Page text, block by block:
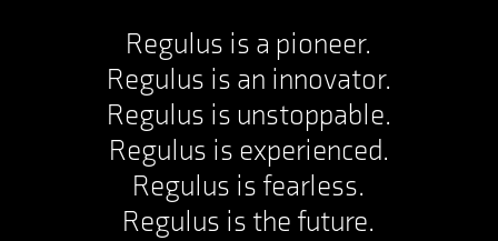
Regulus is a pioneer.
Regulus is an innovator.
Regulus is unstoppable.
Regulus is experienced.
Regulus is fearless.
Regulus is the future.